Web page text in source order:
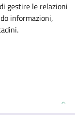
gestire le relazioni
informazioni,